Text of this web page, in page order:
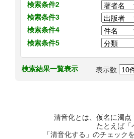
検索条件2
検索条件3
検索条件4
検索条件5
検索結果一覧表示 表示数
清音化とは、仮名に濁
たとえば「
「清音化する」のチェッ